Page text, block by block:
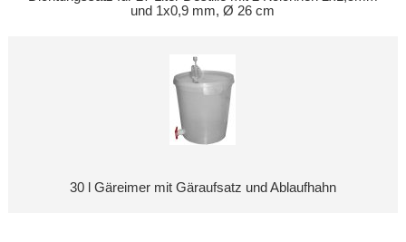
und 1x0,9 mm, Ø 26 cm
30 l Gäreimer mit Gäraufsatz und Ablaufhahn